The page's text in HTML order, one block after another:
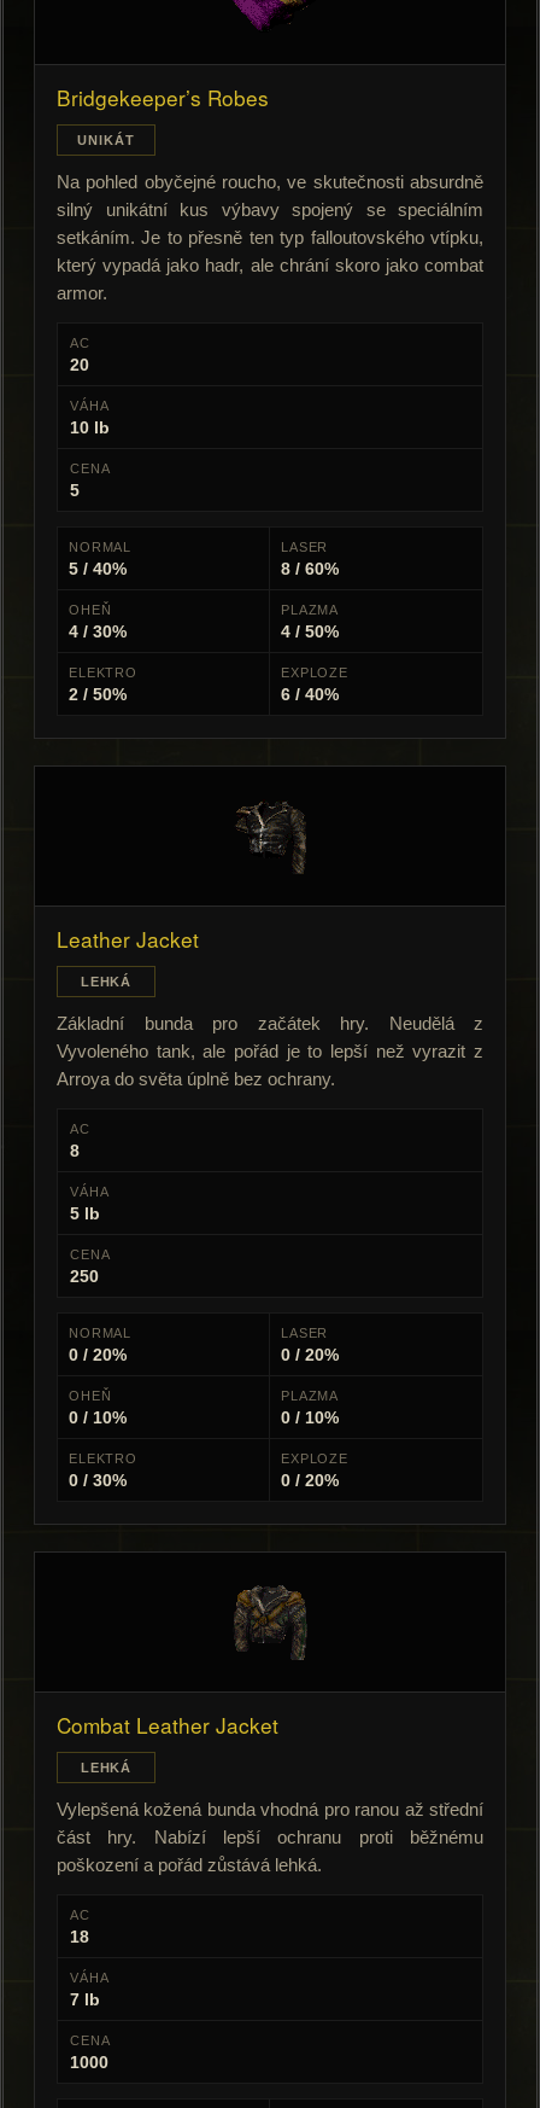
Bridgekeeper’s Robes
UNIKÁT
Na pohled obyčejné roucho, ve skutečnosti absurdně
silný unikátní kus výbavy spojený se speciálním
setkáním. Je to přesně ten typ falloutovského vtípku,
který vypadá jako hadr, ale chrání skoro jako combat
armor.
AC
20
VÁHA
10 lb
CENA
5
NORMAL
5 / 40%
LASER
8 / 60%
OHEŇ
4 / 30%
PLAZMA
4 / 50%
ELEKTRO
2 / 50%
EXPLOZE
6 / 40%
Leather Jacket
LEHKÁ
Základní bunda pro začátek hry. Neudělá z
Vyvoleného tank, ale pořád je to lepší než vyrazit z
Arroya do světa úplně bez ochrany.
AC
8
VÁHA
5 lb
CENA
250
NORMAL
0 / 20%
LASER
0 / 20%
OHEŇ
0 / 10%
PLAZMA
0 / 10%
ELEKTRO
0 / 30%
EXPLOZE
0 / 20%
Combat Leather Jacket
LEHKÁ
Vylepšená kožená bunda vhodná pro ranou až střední
část hry. Nabízí lepší ochranu proti běžnému
poškození a pořád zůstává lehká.
AC
18
VÁHA
7 lb
CENA
1000